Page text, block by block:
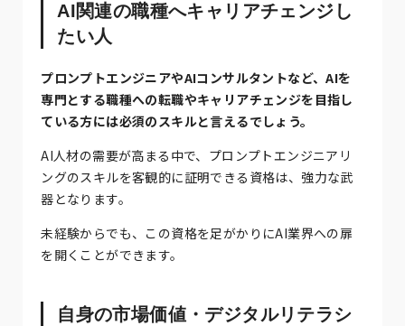
AI関連の職種へキャリアチェンジし
たい人
プロンプトエンジニアやAIコンサルタントなど、AIを
専門とする職種への転職やキャリアチェンジを目指し
ている方には必須のスキルと言えるでしょう。
AI人材の需要が高まる中で、プロンプトエンジニアリ
ングのスキルを客観的に証明できる資格は、強力な武
器となります。
未経験からでも、この資格を足がかりにAI業界への扉
を開くことができます。
自身の市場価値・デジタルリテラシ